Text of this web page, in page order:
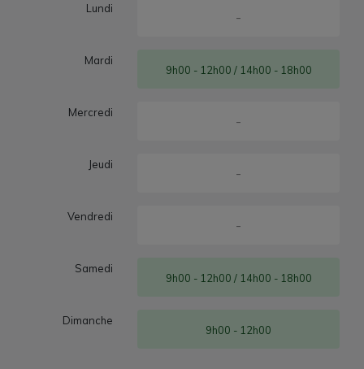
Lundi
-
Mardi
9h00 - 12h00 / 14h00 - 18h00
Mercredi
-
Jeudi
-
Vendredi
-
Samedi
9h00 - 12h00 / 14h00 - 18h00
Dimanche
9h00 - 12h00